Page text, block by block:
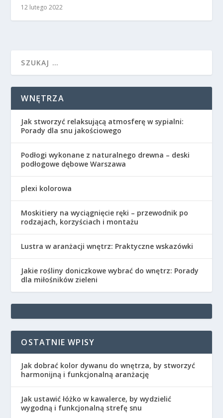
12 lutego 2022
WNĘTRZA
Jak stworzyć relaksującą atmosferę w sypialni:
Porady dla snu jakościowego
Podłogi wykonane z naturalnego drewna – deski
podłogowe dębowe Warszawa
plexi kolorowa
Moskitiery na wyciągnięcie ręki – przewodnik po
rodzajach, korzyściach i montażu
Lustra w aranżacji wnętrz: Praktyczne wskazówki
Jakie rośliny doniczkowe wybrać do wnętrz: Porady
dla miłośników zieleni
OSTATNIE WPISY
Jak dobrać kolor dywanu do wnętrza, by stworzyć
harmonijną i funkcjonalną aranżację
Jak ustawić łóżko w kawalerce, by wydzielić
wygodną i funkcjonalną strefę snu